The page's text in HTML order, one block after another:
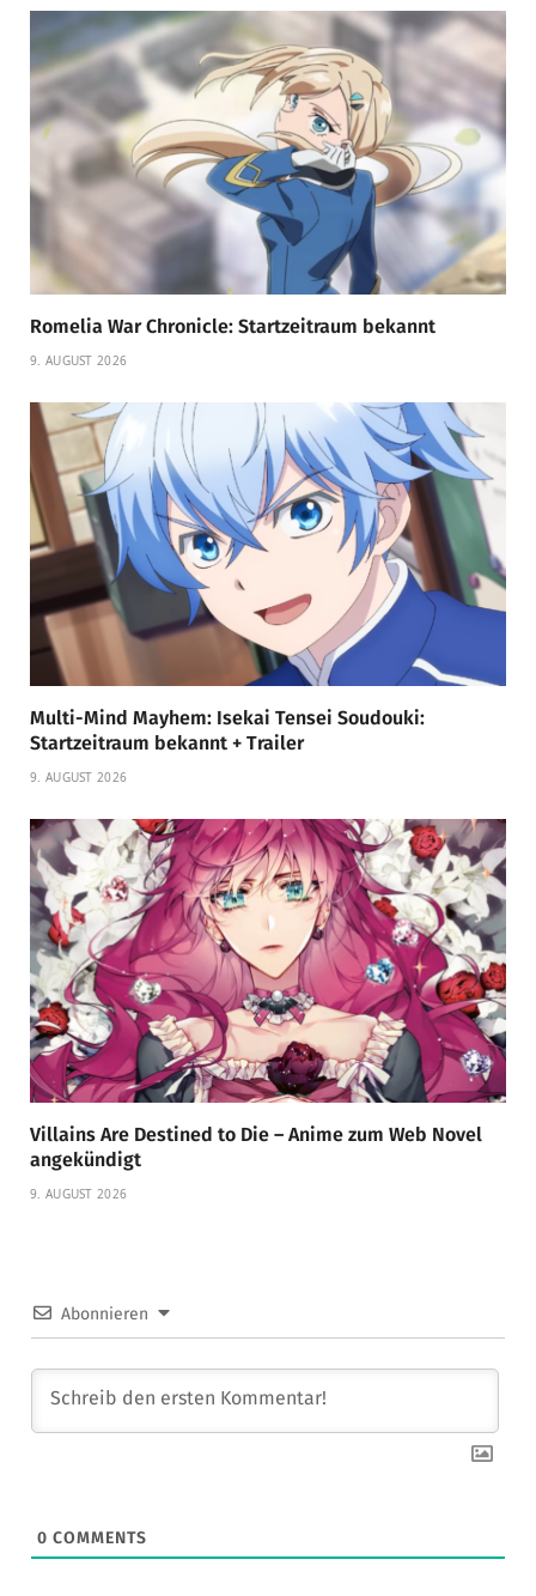
Romelia War Chronicle: Startzeitraum bekannt
9. AUGUST 2026
Multi-Mind Mayhem: Isekai Tensei Soudouki:
Startzeitraum bekannt + Trailer
9. AUGUST 2026
Villains Are Destined to Die – Anime zum Web Novel
angekündigt
9. AUGUST 2026
Abonnieren
0 COMMENTS